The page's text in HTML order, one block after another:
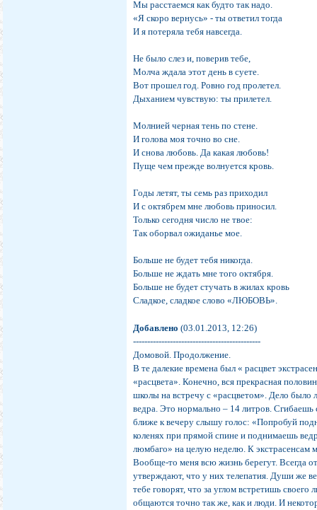
Мы расстаемся как будто так надо.
«Я скоро вернусь» - ты ответил тогда
И я потеряла тебя навсегда.
Не было слез и, поверив тебе,
Молча ждала этот день в суете.
Вот прошел год. Ровно год пролетел.
Дыханием чувствую: ты прилетел.
Молнией черная тень по стене.
И голова моя точно во сне.
И снова любовь. Да какая любовь!
Пуще чем прежде волнуется кровь.
Годы летят, ты семь раз приходил
И с октябрем мне любовь приносил.
Только сегодня число не твое:
Так оборвал ожиданье мое.
Больше не будет тебя никогда.
Больше не ждать мне того октября.
Больше не будет стучать в жилах кровь
Сладкое, сладкое слово «ЛЮБОВЬ».
Добавлено (03.01.2013, 12:26)
---------------------------------------------
Домовой. Продолжение.
В те далекие времена был « расцвет
«расцвета». Конечно, вся прекрасная
школы на встречу с «расцветом». Дело было
ведра. Это нормально – 14 литров.
ближе к вечеру слышу голос: «Попробуй
коленях при прямой спине и поднимаешь
люмбаго» на целую неделю. К экстрасенсам
Вообще-то меня всю жизнь берегут. Всегда
утверждают, что у них телепатия. Души же
тебе говорят, что за углом встретишь
общаются точно так же, как и люди. И